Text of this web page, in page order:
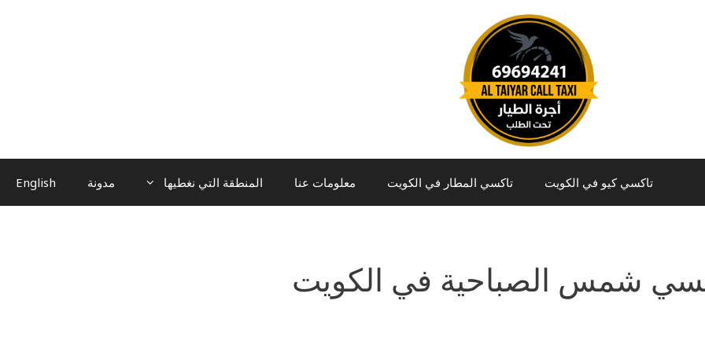
تاكسي كيو في الكويت تاكسي المطار في الكويت معلومات عنا المنطقة التي نغطيها مدونة English
شمس الصباحية في الكويت